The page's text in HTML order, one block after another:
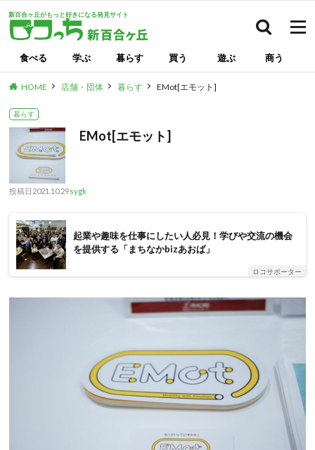
新百合ヶ丘がもっと好きになる発見サイト
食べる 学ぶ 暮らす 買う 遊ぶ 商う
HOME 店舗・団体 暮らす EMot[エモット]
暮らす
EMot[エモット]
投稿日 2021.10.29sygk
起業や趣味を仕事にしたい人必見！学びや交流の機会
を提供する「まちなかbizあおば」
ロコサポーター